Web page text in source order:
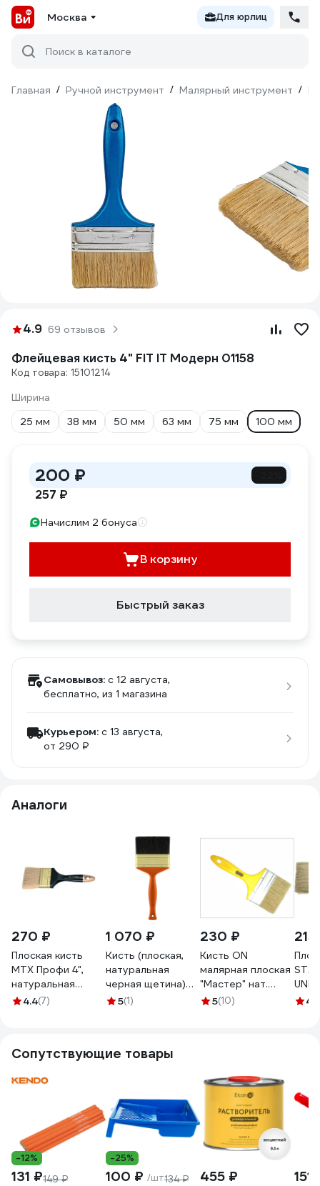
Москва Для юрлиц
Поиск в каталоге
Главная / Ручной инструмент / Малярный инструмент /
4.9 69 отзывов
Флейцевая кисть 4" FIT IT Модерн 01158
Код товара: 15101214
Ширина
25 мм
38 мм 50 мм 63 мм 75 мм 100 мм
200 ₽
257 ₽
Начислим 2 бонуса
В корзину
Быстрый заказ
Самовывоз: c 12 августа,
бесплатно, из 1 магазина
Курьером: c 13 августа,
от 290 ₽
Аналоги
270 ₽
Плоская кисть
MTX Профи 4",
натуральная
щетина,
4.4(7)
1 070 ₽
Кисть (плоская,
натуральная
черная щетина)
100мм ВАРЯГ
5(1)
230 ₽
Кисть ON
малярная плоская
"Мастер" нат.
щетина 4" 100мм
5(10) 4.9
Сопутствующие товары
-12%
131 ₽149 ₽
-25%
100 ₽ /шт134 ₽ 455 ₽ 151